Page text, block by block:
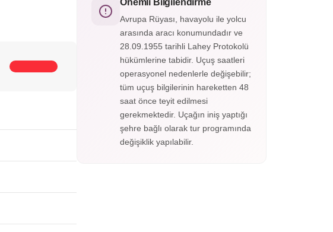
Yerel rehber eşliğinde panoramik noktaları
keşfedin, fotoğraf molalarında ölümsüz
anlar yakalayın. Konforlu ulaşım ve esnek
program ile muhteşem bir deneyim sizi
Önemli Bilgilendirme
Avrupa Rüyası, havayolu ile yolcu
arasında aracı konumundadır ve
28.09.1955 tarihli Lahey Protokolü
hükümlerine tabidir. Uçuş saatleri
operasyonel nedenlerle değişebilir;
tüm uçuş bilgilerinin hareketten 48
saat önce teyit edilmesi
gerekmektedir. Uçağın iniş yaptığı
şehre bağlı olarak tur programında
değişiklik yapılabilir.